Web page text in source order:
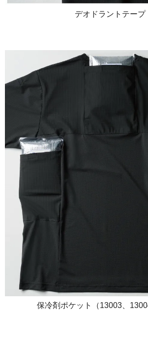
デオドラントテープ
保冷剤ポケット（13003、